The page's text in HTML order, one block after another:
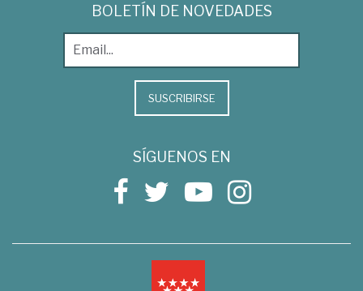
BOLETÍN DE NOVEDADES
SUSCRIBIRSE
SÍGUENOS EN